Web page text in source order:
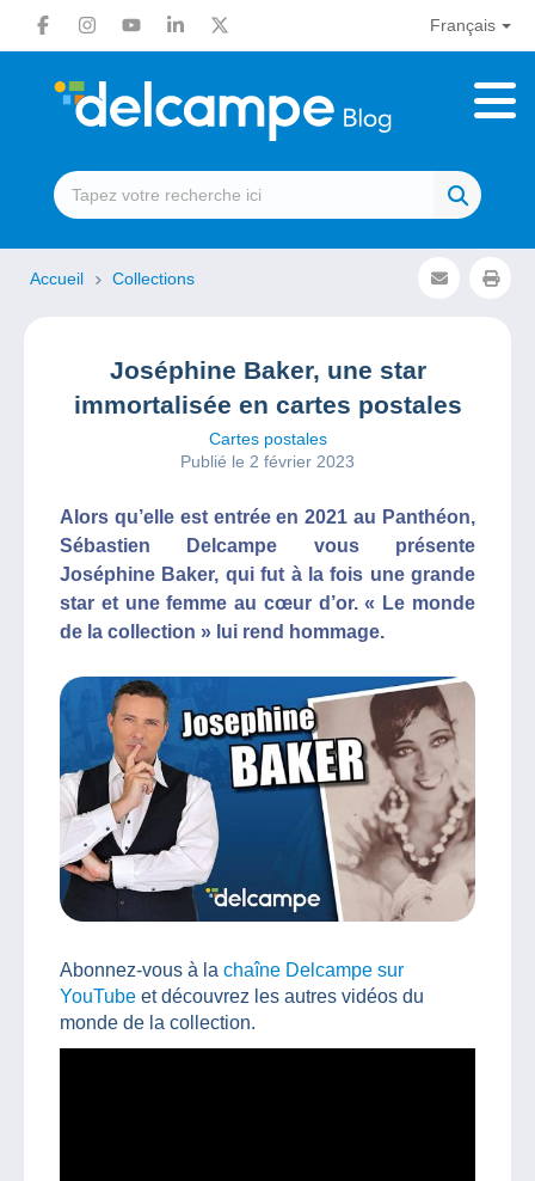
Français
Accueil Collections
Joséphine Baker, une star
immortalisée en cartes postales
Cartes postales
Publié le 2 février 2023
Alors qu’elle est entrée en 2021 au Panthéon,
Sébastien Delcampe vous présente
Joséphine Baker, qui fut à la fois une grande
star et une femme au cœur d’or. « Le monde
de la collection » lui rend hommage.
Abonnez-vous à la chaîne Delcampe sur
YouTube et découvrez les autres vidéos du
monde de la collection.